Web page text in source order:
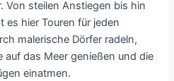
Von steilen Anstiegen bis hin
es hier Touren für jeden
malerische Dörfer radeln,
auf das Meer genießen und die
einatmen.